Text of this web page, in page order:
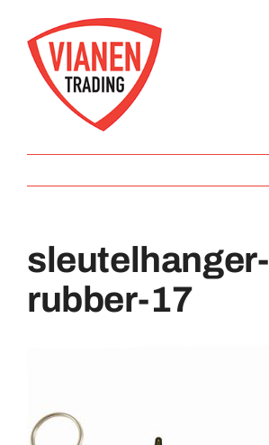
naar
inhoud
Pins
Abzeichen
Medaillen
sleutelhanger-
rubber-17